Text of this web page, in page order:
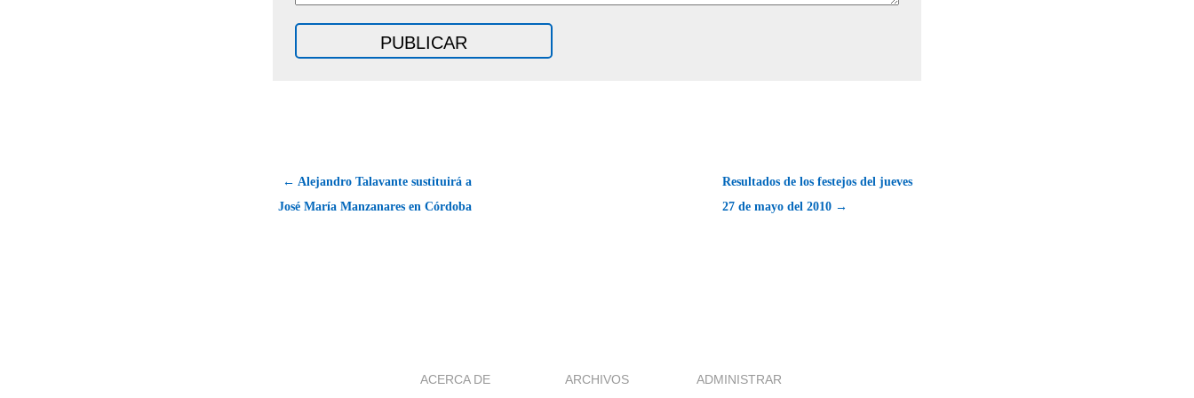
← Alejandro Talavante sustituirá a
José María Manzanares en Córdoba
Resultados de los festejos del jueves
27 de mayo del 2010 →
ACERCA DE ARCHIVOS ADMINISTRAR